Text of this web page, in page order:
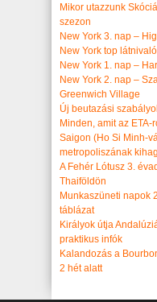
Mikor utazzunk
szezon
New York 3. nap –
New York top
New York 1. nap –
New York 2. nap –
Greenwich Village
Új beutazási
Minden, amit az ETA-
Saigon (Ho Si Minh-
metropoliszának
A Fehér Lótusz 3.
Thaiföldön
Munkaszüneti napok
táblázat
Királyok útja
praktikus infók
Kalandozás a
2 hét alatt